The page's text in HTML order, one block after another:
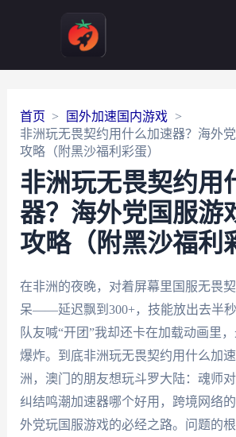
首页
国外加速国内游戏
非洲玩无畏契约用什么加速器？海外
攻略（附黑沙福利彩蛋）
非洲玩无畏契约用
器？海外党国服游
攻略（附黑沙福利
在非洲的夜晚，对着屏幕里国服无畏
呆——延迟飘到300+，技能放出去半
队友喊“开团”我却还卡在加载动画里
爆炸。到底非洲玩无畏契约用什么加
洲，澳门的朋友想玩斗罗大陆：魂师
纠结鸣潮加速器哪个好用，跨境网络
外党玩国服游戏的必经之路。问题的